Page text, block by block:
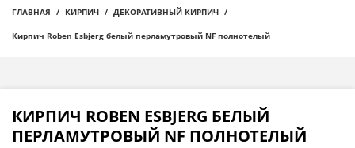
ГЛАВНАЯ КИРПИЧ ДЕКОРАТИВНЫЙ КИРПИЧ
Кирпич Roben Esbjerg белый перламутровый NF полнотелый
КИРПИЧ ROBEN ESBJERG БЕЛЫЙ
ПЕРЛАМУТРОВЫЙ NF ПОЛНОТЕЛЫЙ